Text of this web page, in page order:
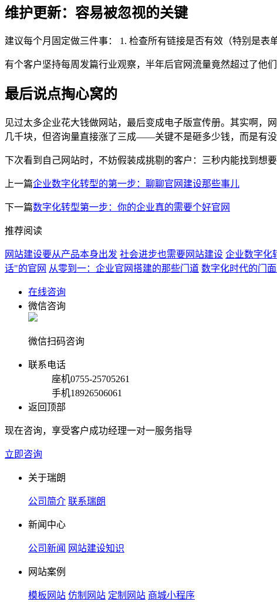
维护更新：容易被忽视的关键
建议每个月固定做三件事： 1. 检查所有链接是否有效（特别是表
有个客户坚持每周发篇行业观察，半年后官网流量竟然超过了他
最后说点掏心窝的
见过太多企业花大钱做网站，最后变成电子版宣传册。其实啊，
几千块，但咨询量直接涨了三成——关键不是砸多少钱，而是有没
下次看到自己网站时，不妨假装成挑剔的客户：三秒内能找到想
上一篇企业数字化转型的第一步：聊聊官网建设那些事儿
下一篇数字化转型第一步：你的企业真的需要个好官网
推荐阅读
网站建设要从产品本身出发 社会进步也需要网站建设 企业数字化
话"的官网 从零到一：企业官网搭建的那些门道 数字化时代的门
在线咨询
微信咨询
微信扫码咨询
联系电话
座机0755-25705261
手机18926506061
返回顶部
现在咨询，享受客户成功经理一对一服务指导
立即咨询
关于瑞朗
公司简介 联系瑞朗
新闻中心
公司新闻 网站建设知识
网站案例
模板网站 仿制网站 定制网站 商城小程序